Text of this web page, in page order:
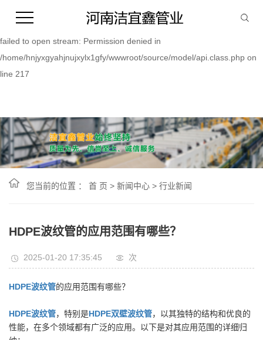
file_put_contents(/home/hnjyxgyahjnujxylx1gfy/wwwroot/source/
failed to open stream: Permission denied in
/home/hnjyxgyahjnujxylx1gfy/wwwroot/source/model/api.class.php on
line 217
您当前的位置 ： 首 页 > 新闻中心 > 行业新闻
HDPE波纹管的应用范围有哪些？
2025-01-20 17:35:45 次
HDPE波纹管的应用范围有哪些？
HDPE波纹管，特别是HDPE双壁波纹管，以其独特的结构和优良的
性能，在多个领域都有广泛的应用。以下是对其应用范围的详细归